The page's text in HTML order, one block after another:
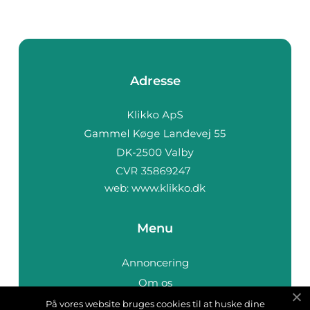
Adresse
web: www.klikko.dk
Menu
Annoncering
Om os
Cookies
På vores website bruges cookies til at huske dine